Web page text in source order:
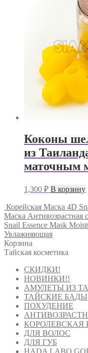
Коконы
из
маточным
1,300 ₽ В корзину
Корейская Маска 4D
Маска Антивозрастная
Snail Essence Mask
Увлажняющая
Корзина
Тайская косметика
СКИДКИ!
НОВИНКИ!!
АМУЛЕТЫ ИЗ
ТАЙСКИЕ БАДЫ
ПОХУДЕНИЕ
КОРОЛЕВСКАЯ
ДЛЯ ВОЛОС
ДЛЯ ГУБ
HADA LABO